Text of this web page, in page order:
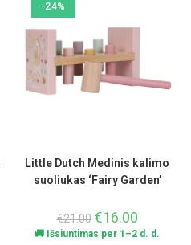
-24%
Little Dutch Medinis kalimo
suoliukas ‘Fairy Garden’
€21.00 €16.00
🚚 Išsiuntimas per 1–2 d. d.